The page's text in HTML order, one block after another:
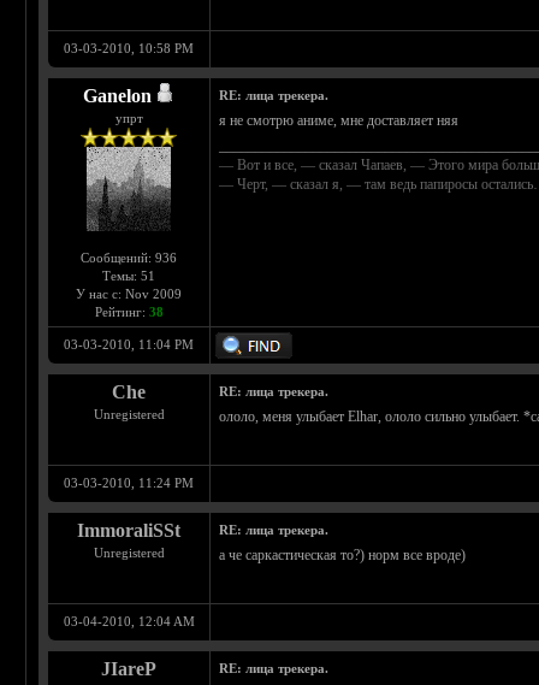
03-03-2010, 10:58 PM
Ganelon
упрт
Сообщений: 936
Темы: 51
У нас с: Nov 2009
Рейтинг: 38
RE: лица трекера.
я не смотрю аниме, мне доставляет няя
— Вот и все, — сказал Чапаев, — Этого мира
— Черт, — сказал я, — там ведь папиросы
03-03-2010, 11:04 PM
Che
Unregistered
RE: лица трекера.
ололо, меня улыбает Elhar, ололо сильно улыбает.
03-03-2010, 11:24 PM
ImmoraliSSt
Unregistered
RE: лица трекера.
а че саркастическая то?) норм все вроде)
03-04-2010, 12:04 AM
JIareP RE: лица трекера.